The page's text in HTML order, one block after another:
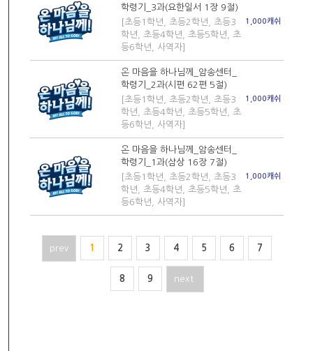
학령기_3과(요한일서 1장 9절)
[초등1학년, 초등2학년, 초등3
학년, 초등4학년, 초등5학년, 초
등6학년, 사역자]
1,000캐쉬
온 마음을 하나님께_암송센터_
학령기_2과(시편 62편 5절)
[초등1학년, 초등2학년, 초등3
학년, 초등4학년, 초등5학년, 초
등6학년, 사역자]
1,000캐쉬
온 마음을 하나님께_암송센터_
학령기_1과(삼상 16장 7절)
[초등1학년, 초등2학년, 초등3
학년, 초등4학년, 초등5학년, 초
등6학년, 사역자]
1,000캐쉬
prev 1 2 3 4 5 6 7
8 9 next